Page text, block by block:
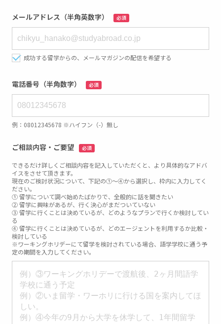
メールアドレス（半角英数字） 必須
成功する留学からの、メールマガジンの配信を希望する
電話番号（半角数字） 必須
例：08012345678 ※ハイフン（-）無し
ご相談内容・ご要望 必須
できるだけ詳しくご相談内容を記入していただくと、より具体的なアドバ
イスをさせて頂きます。
現在のご検討状況について、下記の①～④から選択し、枠内に入力してく
ださい。
① 留学について調べ始めたばかりで、全般的に話を聞きたい
② 留学に興味があるが、行く決心がまだついていない
③ 留学に行くことは決めているが、どのようなプランで行くか検討してい
る
④ 留学に行くことは決めているが、どのエージェントを利用するか比較・
検討している
※ワーキングホリデーにて留学を検討されている場合、語学学校に通う予
定の期間を入力してください。